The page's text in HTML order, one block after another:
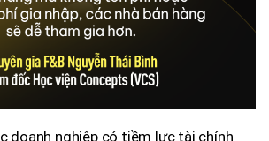
doanh nghiệp có tiềm lực tài chính